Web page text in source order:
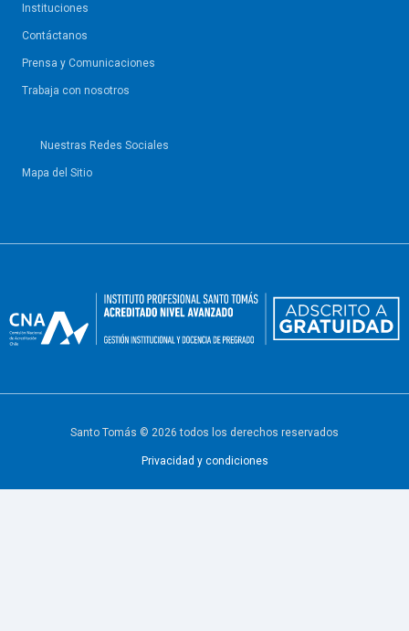
Instituciones
Contáctanos
Prensa y Comunicaciones
Trabaja con nosotros
Nuestras Redes Sociales
Mapa del Sitio
Santo Tomás © 2026 todos los derechos reservados
Privacidad y condiciones